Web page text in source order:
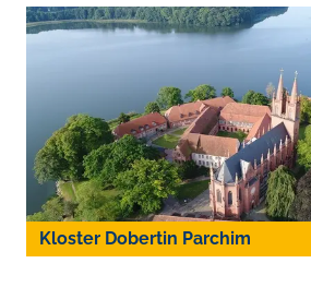
Kloster Dobertin Parchim